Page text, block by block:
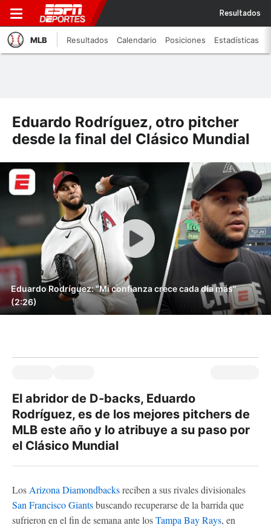
Resultados
MLB Resultados Calendario Posiciones Estadísticas
Eduardo Rodríguez, otro pitcher
desde la final del Clásico Mundial
Eduardo Rodríguez: "Mi confianza crece cada día más"
(2:26)
El abridor de D-backs, Eduardo
Rodríguez, es de los mejores pitchers de
MLB este año y lo atribuye a su paso por
el Clásico Mundial
Los Arizona Diamondbacksreciben a sus rivales divisionales
San Francisco Giantsbuscando recuperarse de la barrida que
sufrieron en el fin de semana ante losTampa Bay Rays, en